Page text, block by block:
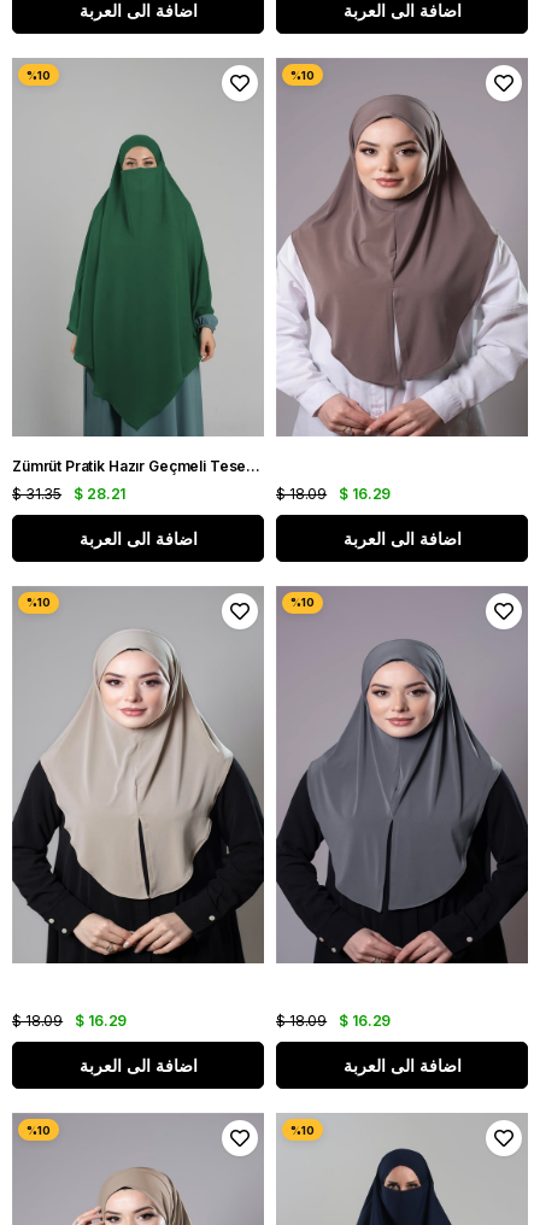
اضافة الى العربة اضافة الى العربة
Zümrüt Pratik Hazır Geçmeli Tesettür Eşarp Krep Bağcıklı Sufle Hijab 2313_37
$ 28.21
$ 31.35
اضافة الى العربة
$ 16.29
$ 18.09
اضافة الى العربة
$ 16.29
$ 18.09
اضافة الى العربة
$ 16.29
$ 18.09
اضافة الى العربة